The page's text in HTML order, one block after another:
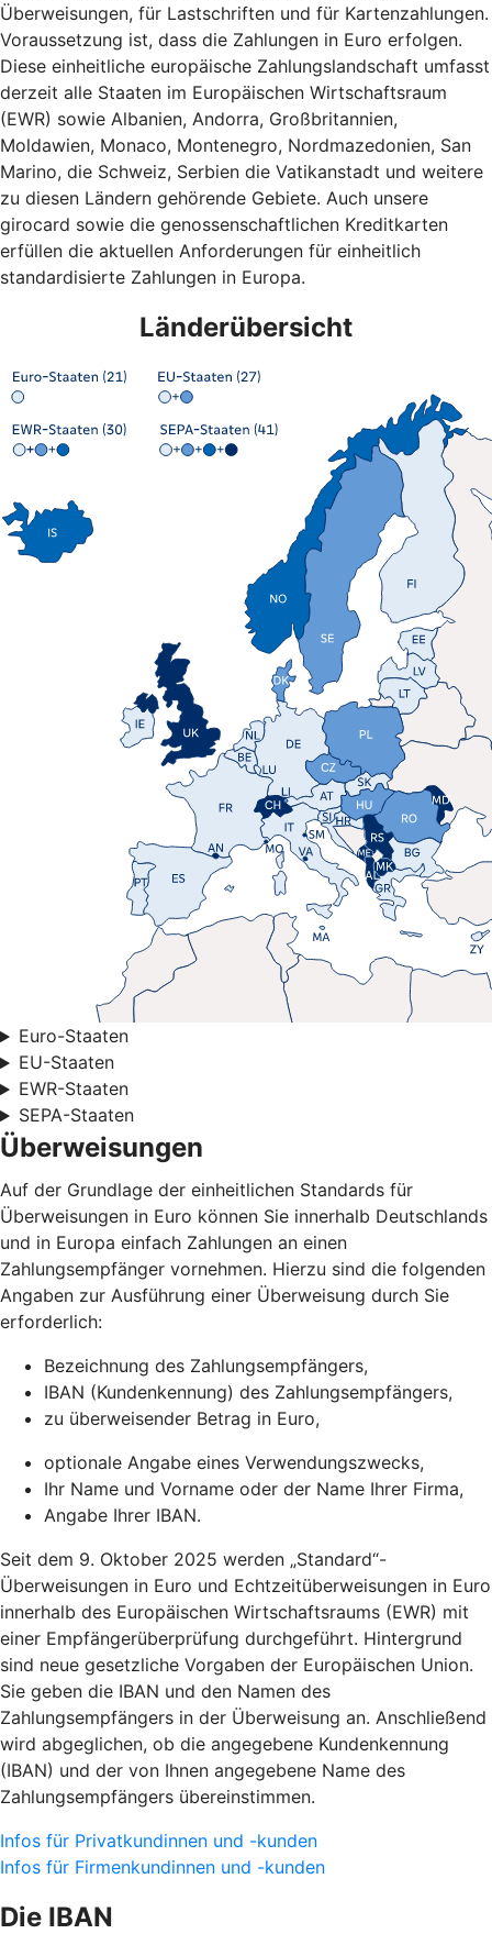
Überweisungen, für Lastschriften und für Kartenzahlungen.
Voraussetzung ist, dass die Zahlungen in Euro erfolgen.
Diese einheitliche europäische Zahlungslandschaft umfasst
derzeit alle Staaten im Europäischen Wirtschaftsraum
(EWR) sowie Albanien, Andorra, Großbritannien,
Moldawien, Monaco, Montenegro, Nordmazedonien, San
Marino, die Schweiz, Serbien die Vatikanstadt und weitere
zu diesen Ländern gehörende Gebiete. Auch unsere
girocard sowie die genossenschaftlichen Kreditkarten
erfüllen die aktuellen Anforderungen für einheitlich
standardisierte Zahlungen in Europa.
Länderübersicht
Euro-Staaten
EU-Staaten
EWR-Staaten
SEPA-Staaten
Überweisungen
Auf der Grundlage der einheitlichen Standards für
Überweisungen in Euro können Sie innerhalb Deutschlands
und in Europa einfach Zahlungen an einen
Zahlungsempfänger vornehmen. Hierzu sind die folgenden
Angaben zur Ausführung einer Überweisung durch Sie
erforderlich:
Bezeichnung des Zahlungsempfängers,
IBAN (Kundenkennung) des Zahlungsempfängers,
zu überweisender Betrag in Euro,
optionale Angabe eines Verwendungszwecks,
Ihr Name und Vorname oder der Name Ihrer Firma,
Angabe Ihrer IBAN.
Seit dem 9. Oktober 2025 werden „Standard“-
Überweisungen in Euro und Echtzeitüberweisungen in Euro
innerhalb des Europäischen Wirtschaftsraums (EWR) mit
einer Empfängerüberprüfung durchgeführt. Hintergrund
sind neue gesetzliche Vorgaben der Europäischen Union.
Sie geben die IBAN und den Namen des
Zahlungsempfängers in der Überweisung an. Anschließend
wird abgeglichen, ob die angegebene Kundenkennung
(IBAN) und der von Ihnen angegebene Name des
Zahlungsempfängers übereinstimmen.
Infos für Privatkundinnen und -kunden
Infos für Firmenkundinnen und -kunden
Die IBAN